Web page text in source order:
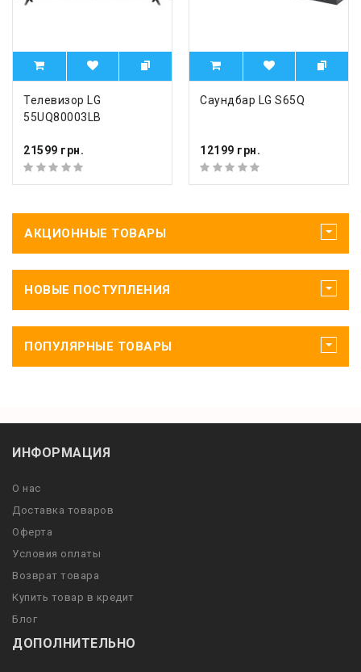
Телевизор LG
55UQ80003LB
21599 грн.
Саундбар LG S65Q
12199 грн.
АКЦИОННЫЕ ТОВАРЫ
НОВЫЕ ПОСТУПЛЕНИЯ
ПОПУЛЯРНЫЕ ТОВАРЫ
ИНФОРМАЦИЯ
О нас
Доставка товаров
Оферта
Условия оплаты
Возврат товара
Купить товар в кредит
Блог
ДОПОЛНИТЕЛЬНО